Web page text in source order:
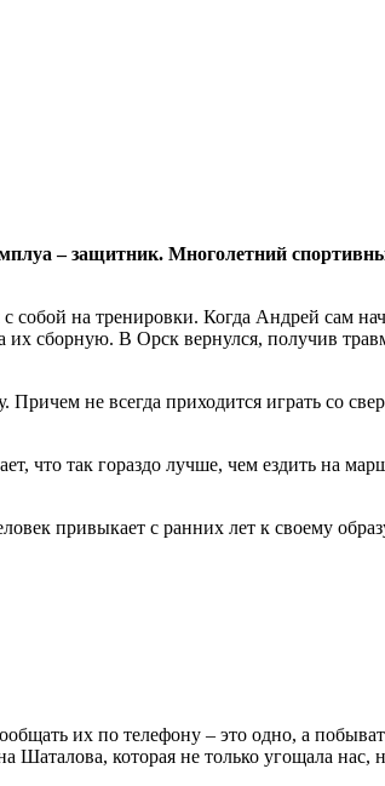
– защитник. Многолетний
на тренировки. Когда Андрей сам
сборную. В Орск вернулся, получив
не всегда приходится играть со
что так гораздо лучше, чем ездить на
привыкает с ранних лет к своему
их по телефону – это одно, а
Шаталова, которая не только угощала нас,